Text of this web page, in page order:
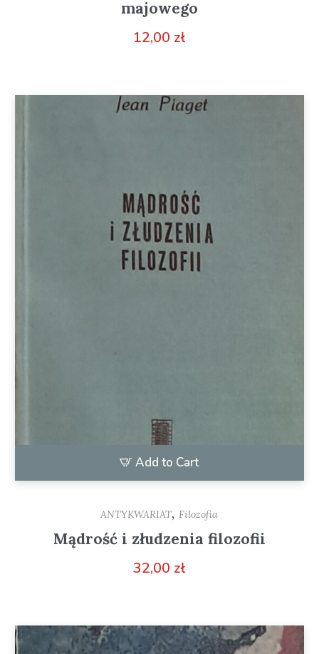
majowego
12,00 zł
Add to Cart
ANTYKWARIAT, Filozofia
Mądrość i złudzenia filozofii
32,00 zł